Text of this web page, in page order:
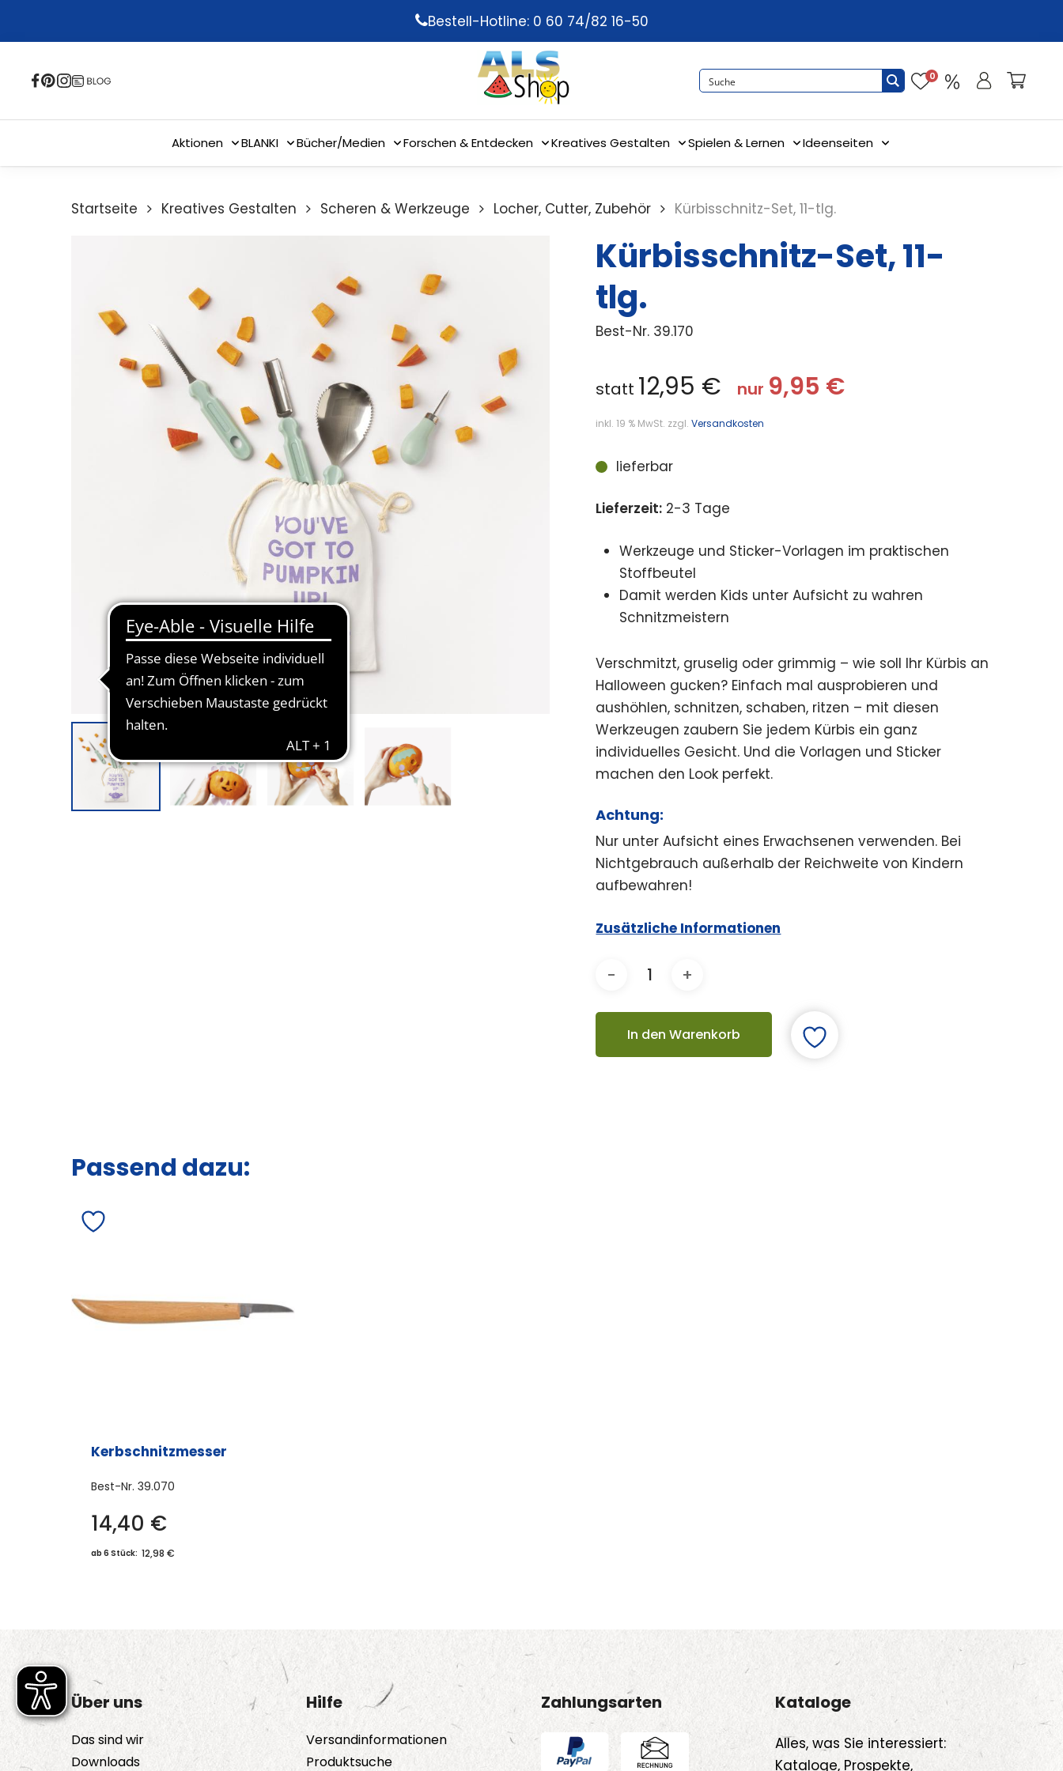
content
Bestell-Hotline: 0 60 74/82 16-50
0
Aktionen BLANKI Bücher/Medien Forschen & Entdecken Kreatives Gestalten Spielen & Lernen Ideenseiten
Startseite Kreatives Gestalten Scheren & Werkzeuge Locher, Cutter, Zubehör Kürbisschnitz-Set, 11-tlg.
Kürbisschnitz-Set, 11-
tlg.
Best-Nr. 39.170
statt 12,95 € nur 9,95 €
inkl. 19 % MwSt. zzgl.Versandkosten
lieferbar
Lieferzeit: 2-3 Tage
Werkzeuge und Sticker-Vorlagen im praktischen
Stoffbeutel
Damit werden Kids unter Aufsicht zu wahren
Schnitzmeistern
Verschmitzt, gruselig oder grimmig – wie soll Ihr Kürbis an
Halloween gucken? Einfach mal ausprobieren und
aushöhlen, schnitzen, schaben, ritzen – mit diesen
Werkzeugen zaubern Sie jedem Kürbis ein ganz
individuelles Gesicht. Und die Vorlagen und Sticker
machen den Look perfekt.
Achtung:
Nur unter Aufsicht eines Erwachsenen verwenden. Bei
Nichtgebrauch außerhalb der Reichweite von Kindern
aufbewahren!
Zusätzliche Informationen
In den Warenkorb
Passend dazu:
Kerbschnitzmesser
Best-Nr. 39.070
14,40 €
ab 6 Stück: 12,98 €
Über uns
Das sind wir
Downloads
Hilfe
Versandinformationen
Produktsuche
Zahlungsarten Kataloge
Alles, was Sie interessiert:
Kataloge, Prospekte,